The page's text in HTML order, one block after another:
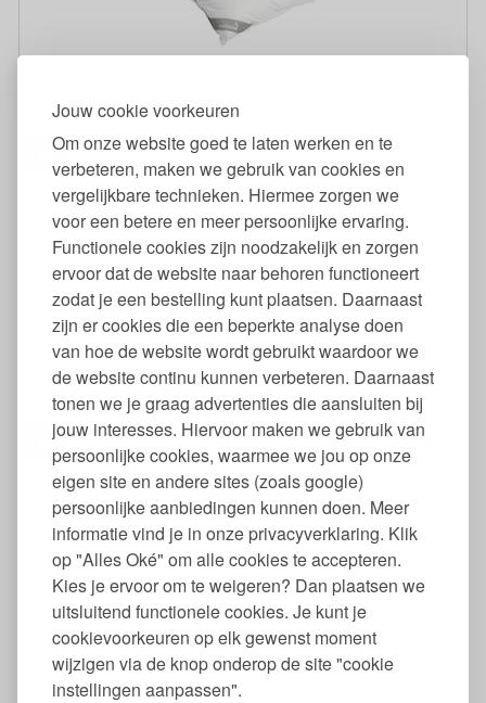
Jouw cookie voorkeuren
Om onze website goed te laten werken en te
verbeteren, maken we gebruik van cookies en
vergelijkbare technieken. Hiermee zorgen we
voor een betere en meer persoonlijke ervaring.
Functionele cookies zijn noodzakelijk en zorgen
ervoor dat de website naar behoren functioneert
zodat je een bestelling kunt plaatsen. Daarnaast
zijn er cookies die een beperkte analyse doen
van hoe de website wordt gebruikt waardoor we
de website continu kunnen verbeteren. Daarnaast
tonen we je graag advertenties die aansluiten bij
jouw interesses. Hiervoor maken we gebruik van
persoonlijke cookies, waarmee we jou op onze
eigen site en andere sites (zoals google)
persoonlijke aanbiedingen kunnen doen. Meer
informatie vind je in onze privacyverklaring. Klik
op "Alles Oké" om alle cookies te accepteren.
Kies je ervoor om te weigeren? Dan plaatsen we
uitsluitend functionele cookies. Je kunt je
cookievoorkeuren op elk gewenst moment
wijzigen via de knop onderop de site "cookie
instellingen aanpassen".
Biologisch Hoofdkussen 60x70 Kapok Medium 650 gr
76,
Biologisch Kussen 60x70 Kapok Stevig 800 gr